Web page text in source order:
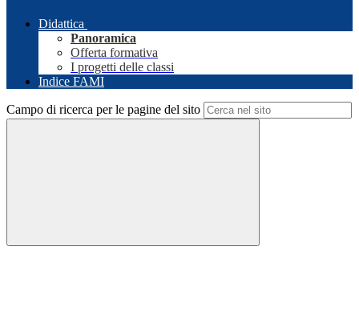
Didattica
Panoramica
Offerta formativa
I progetti delle classi
Indice FAMI
Campo di ricerca per le pagine del sito